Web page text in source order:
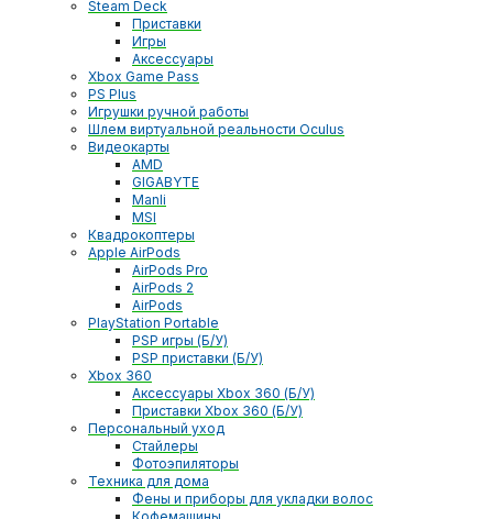
Steam Deck
Приставки
Игры
Аксессуары
Xbox Game Pass
PS Plus
Игрушки ручной работы
Шлем виртуальной реальности Oculus
Видеокарты
AMD
GIGABYTE
Manli
MSI
Квадрокоптеры
Apple AirPods
AirPods Pro
AirPods 2
AirPods
PlayStation Portable
PSP игры (Б/У)
PSP приставки (Б/У)
Xbox 360
Аксессуары Xbox 360 (Б/У)
Приставки Xbox 360 (Б/У)
Персональный уход
Стайлеры
Фотоэпиляторы
Техника для дома
Фены и приборы для укладки волос